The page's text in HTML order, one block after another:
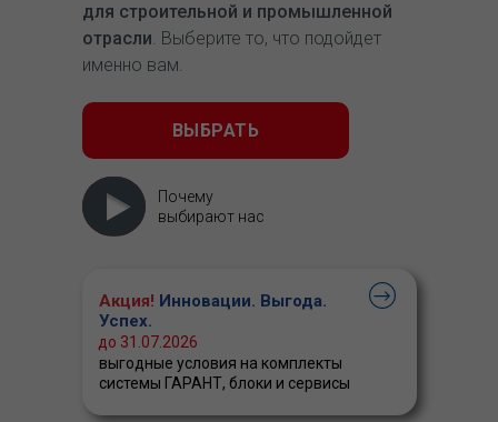
для строительной и промышленной
отрасли. Выберите то, что подойдет
именно вам.
ВЫБРАТЬ
Почему
выбирают нас
Акция! Инновации. Выгода.
Успех.
выгодные условия на комплекты
системы ГАРАНТ, блоки и сервисы
до 31.07.2026